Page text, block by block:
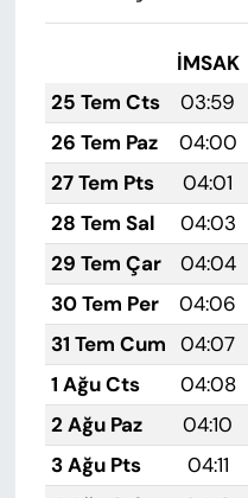
İMSAK
25 Tem Cts
03:59
26 Tem Paz
04:00
27 Tem Pts
04:01
28 Tem Sal
04:03
29 Tem Çar
04:04
30 Tem Per
04:06
31 Tem Cum
04:07
1 Ağu Cts
04:08
2 Ağu Paz
04:10
3 Ağu Pts
04:11